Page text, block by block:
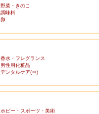
野菜・きのこ
調味料
卵
香水・フレグランス
男性用化粧品
デンタルケア(⇒)
ホビー・スポーツ・美術